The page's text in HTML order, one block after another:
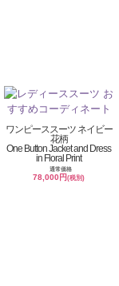
ワンピーススーツ ネイビー
花柄
One Button Jacket and Dress
in Floral Print
通常価格
78,000円(税別)